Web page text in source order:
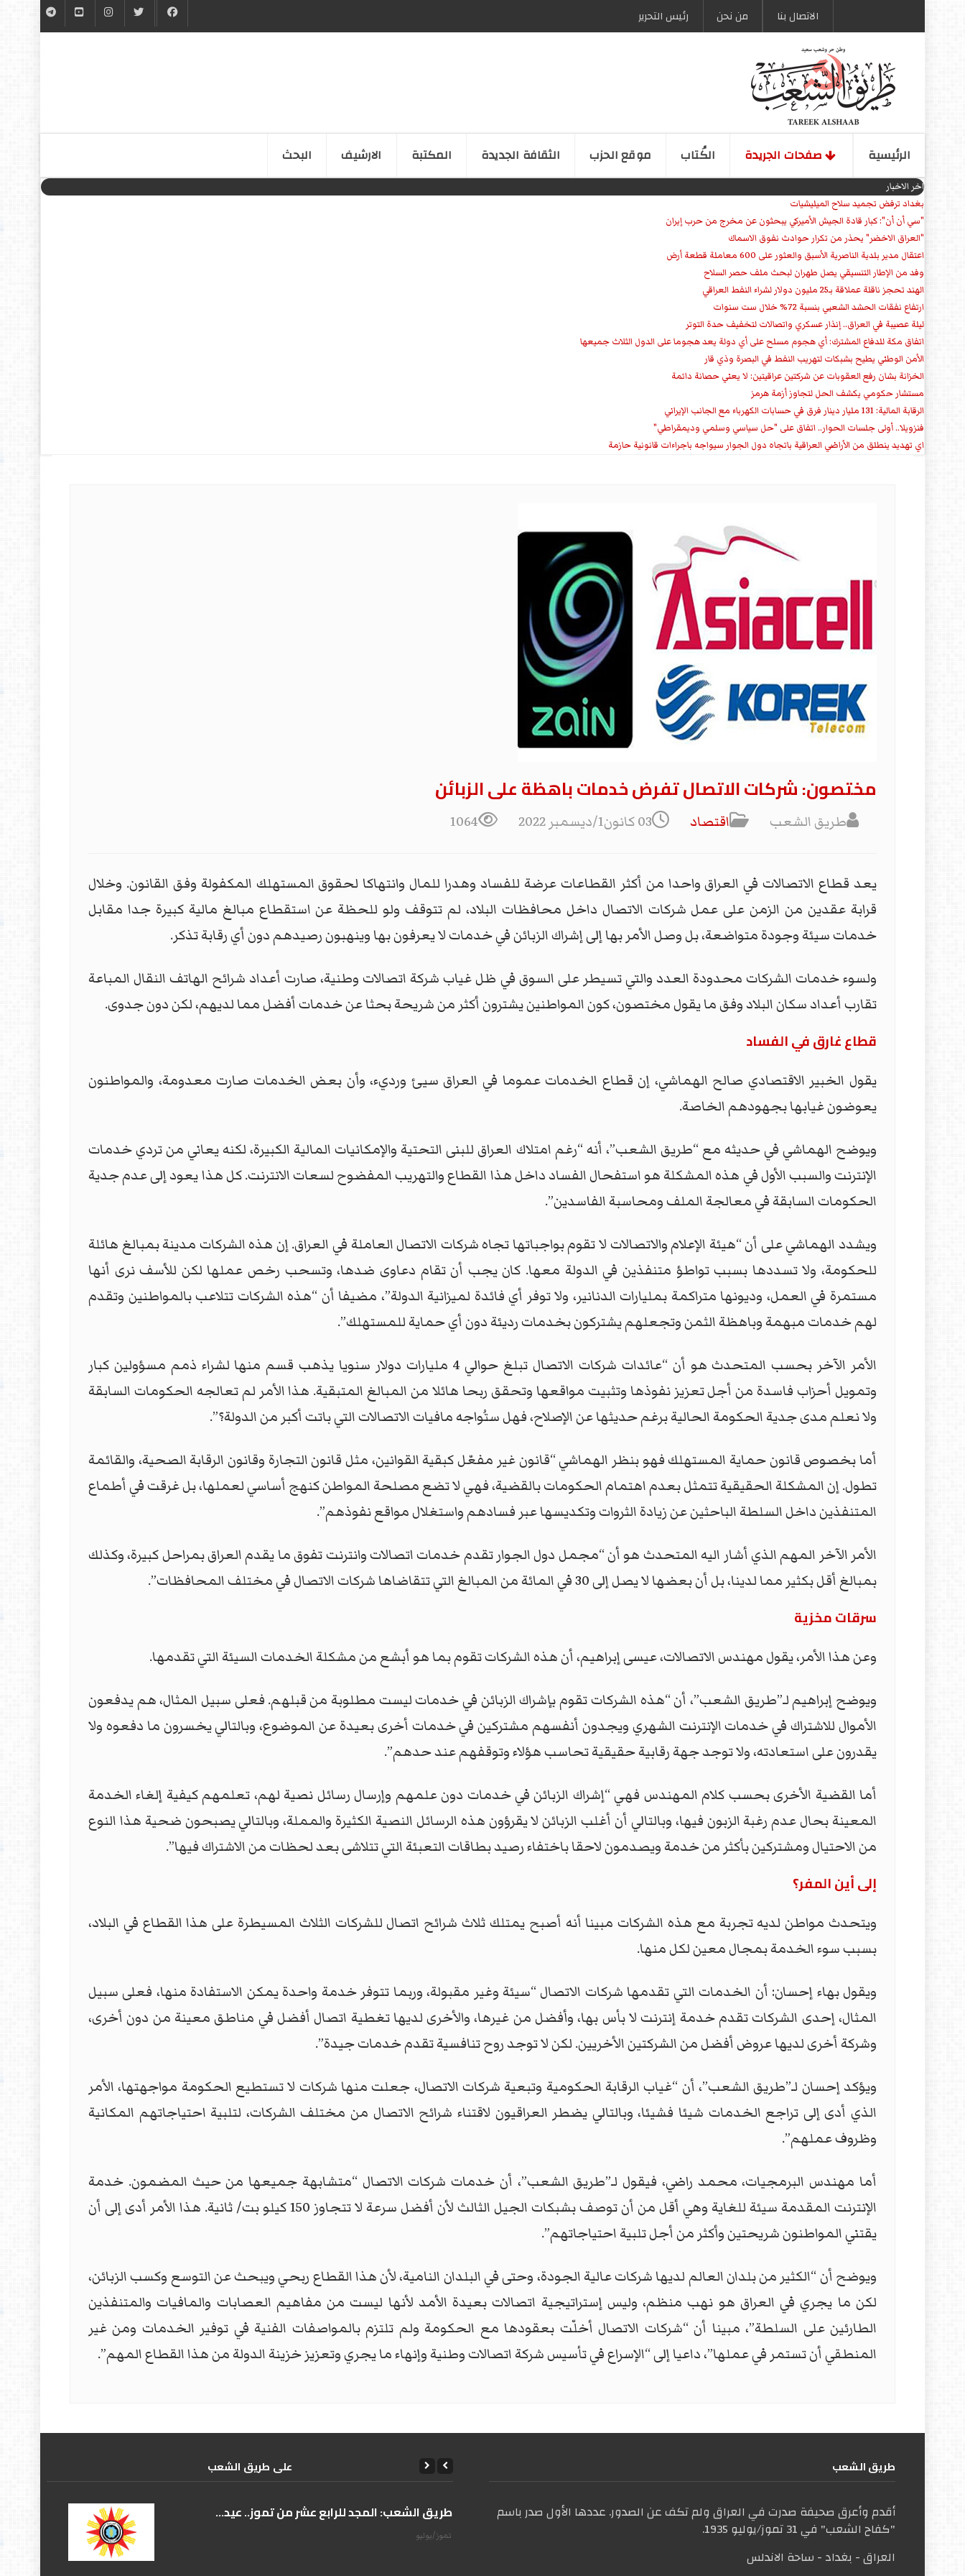
الاتصال بنا من نحن رئیس التحریر
الرئیسیة صفحات الجریدة الكُتاب موقع الحزب الثقافة الجدیدة المكتبة الارشیف البحث
اخر الاخبار
بغداد ترفض تجميد سلاح الميليشيات
"سي أن أن": كبار قادة الجيش الأميركي يبحثون عن مخرج من حرب إيران
"العراق الاخضر" يحذر من تكرار حوادث نفوق الاسماك
اعتقال مدير بلدية الناصرية الأسبق والعثور على 600 معاملة قطعة أرض
وفد من الإطار التنسيقي يصل طهران لبحث ملف حصر السلاح
الهند تحجز ناقلة عملاقة بـ25 مليون دولار لشراء النفط العراقي
ارتفاع نفقات الحشد الشعبي بنسبة 72% خلال ست سنوات
ليلة عصيبة في العراق.. إنذار عسكري واتصالات لتخفيف حدة التوتر
‏اتفاق مكة للدفاع المشترك: أي هجوم مسلح على أي دولة يعد هجوما على الدول الثلاث جميعها
الأمن الوطني يطيح بشبكات لتهريب النفط في البصرة وذي قار
الخزانة بشان رفع العقوبات عن شركتين عراقيتين: لا يعني حصانة دائمة
مستشار حكومي يكشف الحل لتجاوز أزمة هرمز
الرقابة المالية: 131 مليار دينار فرق في حسابات الكهرباء مع الجانب الإيراني
فنزويلا.. أولى جلسات الحوار.. اتفاق على "حل سياسي وسلمي وديمقراطي"
اي تهديد ينطلق من الأراضي العراقية باتجاه دول الجوار سيواجه باجراءات قانونية حازمة
مختصون: شركات الاتصال تفرض خدمات باهظة على الزبائن
طريق الشعب اقتصاد 03 كانون1/ديسمبر 2022 1064
يعد قطاع الاتصالات في العراق واحدا من أكثر القطاعات عرضة للفساد وهدرا للمال وانتهاكا لحقوق المستهلك المكفولة وفق القانون. وخلال
قرابة عقدين من الزمن على عمل شركات الاتصال داخل محافظات البلاد، لم تتوقف ولو للحظة عن استقطاع مبالغ مالية كبيرة جدا مقابل
خدمات سيئة وجودة متواضعة، بل وصل الأمر بها إلى إشراك الزبائن في خدمات لا يعرفون بها وينهبون رصيدهم دون أي رقابة تذكر.
ولسوء خدمات الشركات محدودة العدد والتي تسيطر على السوق في ظل غياب شركة اتصالات وطنية، صارت أعداد شرائح الهاتف النقال المباعة
تقارب أعداد سكان البلاد وفق ما يقول مختصون، كون المواطنين يشترون أكثر من شريحة بحثا عن خدمات أفضل مما لديهم، لكن دون جدوى.
قطاع غارق في الفساد
يقول الخبير الاقتصادي صالح الهماشي، إن قطاع الخدمات عموما في العراق سيئ ورديء، وأن بعض الخدمات صارت معدومة، والمواطنون
يعوضون غيابها بجهودهم الخاصة.
ويوضح الهماشي في حديثه مع “طريق الشعب”، أنه “رغم امتلاك العراق للبنى التحتية والإمكانيات المالية الكبيرة، لكنه يعاني من تردي خدمات
الإنترنت والسبب الأول في هذه المشكلة هو استفحال الفساد داخل هذا القطاع والتهريب المفضوح لسعات الانترنت. كل هذا يعود إلى عدم جدية
الحكومات السابقة في معالجة الملف ومحاسبة الفاسدين”.
ويشدد الهماشي على أن “هيئة الإعلام والاتصالات لا تقوم بواجباتها تجاه شركات الاتصال العاملة في العراق. إن هذه الشركات مدينة بمبالغ هائلة
للحكومة، ولا تسددها بسبب تواطؤ متنفذين في الدولة معها. كان يجب أن تقام دعاوى ضدها، وتسحب رخص عملها لكن للأسف نرى أنها
مستمرة في العمل، وديونها متراكمة بمليارات الدنانير، ولا توفر أي فائدة لميزانية الدولة”، مضيفا أن “هذه الشركات تتلاعب بالمواطنين وتقدم
لهم خدمات مبهمة وباهظة الثمن وتجعلهم يشتركون بخدمات رديئة دون أي حماية للمستهلك”.
الأمر الآخر بحسب المتحدث هو أن “عائدات شركات الاتصال تبلغ حوالي 4 مليارات دولار سنويا يذهب قسم منها لشراء ذمم مسؤولين كبار
وتمويل أحزاب فاسدة من أجل تعزيز نفوذها وتثبيت مواقعها وتحقق ربحا هائلا من المبالغ المتبقية. هذا الأمر لم تعالجه الحكومات السابقة
ولا نعلم مدى جدية الحكومة الحالية برغم حديثها عن الإصلاح، فهل ستُواجه مافيات الاتصالات التي باتت أكبر من الدولة؟”.
أما بخصوص قانون حماية المستهلك فهو بنظر الهماشي “قانون غير مفعّل كبقية القوانين، مثل قانون التجارة وقانون الرقابة الصحية، والقائمة
تطول. إن المشكلة الحقيقية تتمثل بعدم اهتمام الحكومات بالقضية، فهي لا تضع مصلحة المواطن كنهج أساسي لعملها، بل غرقت في أطماع
المتنفذين داخل السلطة الباحثين عن زيادة الثروات وتكديسها عبر فسادهم واستغلال مواقع نفوذهم”.
الأمر الآخر المهم الذي أشار اليه المتحدث هو أن “مجمل دول الجوار تقدم خدمات اتصالات وانترنت تفوق ما يقدم العراق بمراحل كبيرة، وكذلك
بمبالغ أقل بكثير مما لدينا، بل أن بعضها لا يصل إلى 30 في المائة من المبالغ التي تتقاضاها شركات الاتصال في مختلف المحافظات”.
سرقات مخزية
وعن هذا الأمر، يقول مهندس الاتصالات، عيسى إبراهيم، أن هذه الشركات تقوم بما هو أبشع من مشكلة الخدمات السيئة التي تقدمها.
ويوضح إبراهيم لـ”طريق الشعب”، أن “هذه الشركات تقوم بإشراك الزبائن في خدمات ليست مطلوبة من قبلهم. فعلى سبيل المثال، هم يدفعون
الأموال للاشتراك في خدمات الإنترنت الشهري ويجدون أنفسهم مشتركين في خدمات أخرى بعيدة عن الموضوع، وبالتالي يخسرون ما دفعوه ولا
يقدرون على استعادته، ولا توجد جهة رقابية حقيقية تحاسب هؤلاء وتوقفهم عند حدهم”.
أما القضية الأخرى بحسب كلام المهندس فهي “إشراك الزبائن في خدمات دون علمهم وإرسال رسائل نصية لهم، تعلمهم كيفية إلغاء الخدمة
المعينة بحال عدم رغبة الزبون فيها، وبالتالي أن أغلب الزبائن لا يقرؤون هذه الرسائل النصية الكثيرة والمملة، وبالتالي يصبحون ضحية هذا النوع
من الاحتيال ومشتركين بأكثر من خدمة ويصدمون لاحقا باختفاء رصيد بطاقات التعبئة التي تتلاشى بعد لحظات من الاشتراك فيها”.
إلى أين المفر؟
ويتحدث مواطن لديه تجربة مع هذه الشركات مبينا أنه أصبح يمتلك ثلاث شرائح اتصال للشركات الثلاث المسيطرة على هذا القطاع في البلاد،
بسبب سوء الخدمة بمجال معين لكل منها.
ويقول بهاء إحسان: أن الخدمات التي تقدمها شركات الاتصال “سيئة وغير مقبولة، وربما تتوفر خدمة واحدة يمكن الاستفادة منها، فعلى سبيل
المثال، إحدى الشركات تقدم خدمة إنترنت لا بأس بها، وأفضل من غيرها، والأخرى لديها تغطية اتصال أفضل في مناطق معينة من دون أخرى،
وشركة أخرى لديها عروض أفضل من الشركتين الأخريين. لكن لا توجد روح تنافسية تقدم خدمات جيدة”.
ويؤكد إحسان لـ”طريق الشعب”، أن “غياب الرقابة الحكومية وتبعية شركات الاتصال، جعلت منها شركات لا تستطيع الحكومة مواجهتها، الأمر
الذي أدى إلى تراجع الخدمات شيئا فشيئا، وبالتالي يضطر العراقيون لاقتناء شرائح الاتصال من مختلف الشركات، لتلبية احتياجاتهم المكانية
وظروف عملهم”.
أما مهندس البرمجيات، محمد راضي، فيقول لـ”طريق الشعب”، أن خدمات شركات الاتصال “متشابهة جميعها من حيث المضمون. خدمة
الإنترنت المقدمة سيئة للغاية وهي أقل من أن توصف بشبكات الجيل الثالث لأن أفضل سرعة لا تتجاوز 150 كيلو بت/ ثانية. هذا الأمر أدى إلى أن
يقتني المواطنون شريحتين وأكثر من أجل تلبية احتياجاتهم”.
ويوضح أن “الكثير من بلدان العالم لديها شركات عالية الجودة، وحتى في البلدان النامية، لأن هذا القطاع ربحي ويبحث عن التوسع وكسب الزبائن،
لكن ما يجري في العراق هو نهب منظم، وليس إستراتيجية اتصالات بعيدة الأمد لأنها ليست من مفاهيم العصابات والمافيات والمتنفذين
الطارئين على السلطة”، مبينا أن “شركات الاتصال أخلّت بعقودها مع الحكومة ولم تلتزم بالمواصفات الفنية في توفير الخدمات ومن غير
المنطقي أن تستمر في عملها”، داعيا إلى “الإسراع في تأسيس شركة اتصالات وطنية وإنهاء ما يجري وتعزيز خزينة الدولة من هذا القطاع المهم”.
طریق الشعب
أقدم وأعرق صحيفة صدرت في العراق ولم تكف عن الصدور. عددها الأول صدر باسم
"كفاح الشعب" في 31 تموز/يوليو 1935.
العراق - بغداد - ساحة الاندلس
علی طریق الشعب
على طريق الشعب: المجد للرابع عشر من تموز.. عيد...